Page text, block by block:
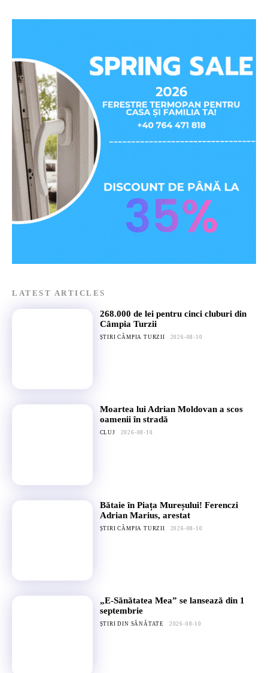
LATEST ARTICLES
268.000 de lei pentru cinci cluburi din
Câmpia Turzii
ȘTIRI CÂMPIA TURZII 2026-08-10
Moartea lui Adrian Moldovan a scos
oamenii în stradă
CLUJ 2026-08-10
Bătaie în Piața Mureșului! Ferenczi
Adrian Marius, arestat
ȘTIRI CÂMPIA TURZII 2026-08-10
„E-Sănătatea Mea” se lansează din 1
septembrie
ȘTIRI DIN SĂNĂTATE 2026-08-10